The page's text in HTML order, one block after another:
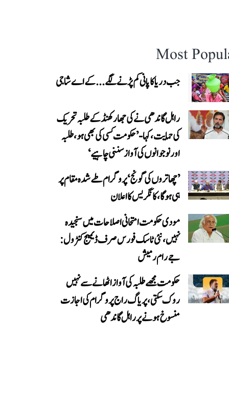
Most
جب دریا کا پانی کم پڑنے لگے...کے اے شاجی
راہل گاندھی نے کی جھارکھنڈ کے طلبہ تحریک
کی حمایت، کہا- ’حکومت کسی کی بھی ہو، طلبہ
اور نوجوانوں کی آواز سننی چاہیے‘
’چھاتروں کی گونج‘ پروگرام طے شدہ مقام پر
ہی ہوگا، کانگریس کا اعلان
مودی حکومت امتحانی اصلاحات میں سنجیدہ
نہیں، نئی ٹاسک فورس صرف ڈیمیج کنٹرول:
جے رام رمیش
حکومت مجھے طلبہ کی آواز اٹھانے سے نہیں
روک سکتی، پریاگ راج پروگرام کی اجازت
منسوخ ہونے پر راہل گاندھی